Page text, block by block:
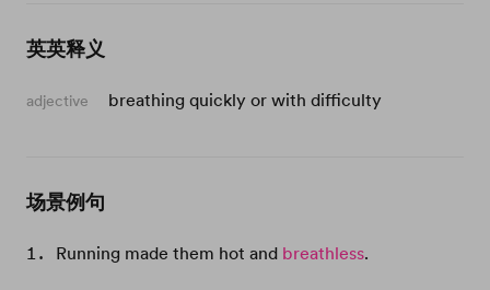
英英释义
adjective breathing quickly or with difficulty
场景例句
Running made them hot and breathless.